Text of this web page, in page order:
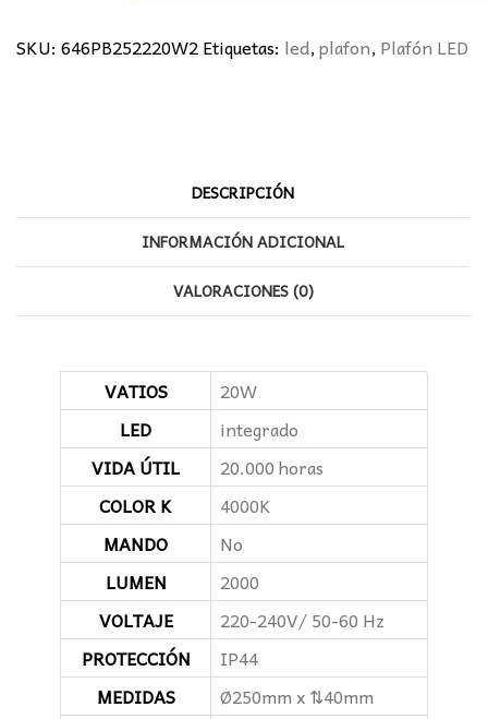
20W
SKU: 646PB252220W2Etiquetas: led,plafon, Plafón LED
DESCRIPCIÓN
INFORMACIÓN ADICIONAL
VALORACIONES (0)
VATIOS
20W
LED
integrado
VIDA ÚTIL
20.000 horas
COLOR K
4000K
MANDO
No
LUMEN
2000
VOLTAJE
220-240V/ 50-60 Hz
PROTECCIÓN
IP44
MEDIDAS
Ø250mm x ⇅40mm